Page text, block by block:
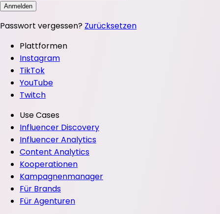
Anmelden
Passwort vergessen? Zurücksetzen
Plattformen
Instagram
TikTok
YouTube
Twitch
Use Cases
Influencer Discovery
Influencer Analytics
Content Analytics
Kooperationen
Kampagnenmanager
Für Brands
Für Agenturen